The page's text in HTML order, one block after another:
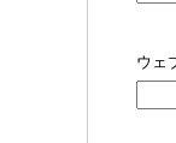
ウェ